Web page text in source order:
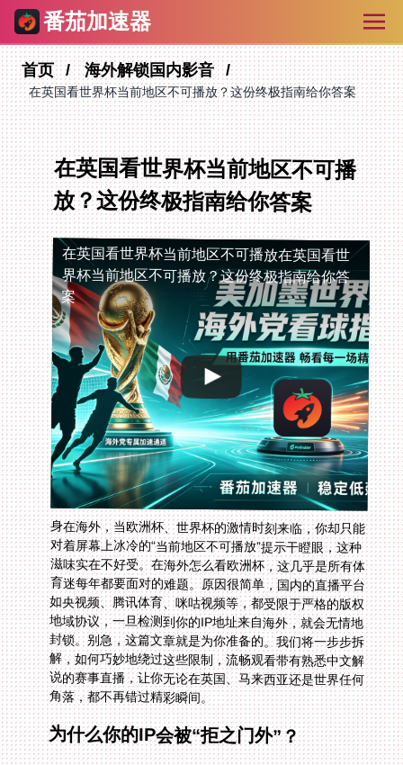
番茄加速器
首页 海外解锁国内影音
在英国看世界杯当前地区不可播放？这份终极指南给你答案
在英国看世界杯当前地区不可播
放？这份终极指南给你答案
在英国看世界杯当前地区不可播放在英国看世
界杯当前地区不可播放？这份终极指南给你答
案
身在海外，当欧洲杯、世界杯的激情时刻来临，你却只能
对着屏幕上冰冷的“当前地区不可播放”提示干瞪眼，这种
滋味实在不好受。在海外怎么看欧洲杯，这几乎是所有体
育迷每年都要面对的难题。原因很简单，国内的直播平台
如央视频、腾讯体育、咪咕视频等，都受限于严格的版权
地域协议，一旦检测到你的IP地址来自海外，就会无情地
封锁。别急，这篇文章就是为你准备的。我们将一步步拆
解，如何巧妙地绕过这些限制，流畅观看带有熟悉中文解
说的赛事直播，让你无论在英国、马来西亚还是世界任何
角落，都不再错过精彩瞬间。
为什么你的IP会被“拒之门外”？